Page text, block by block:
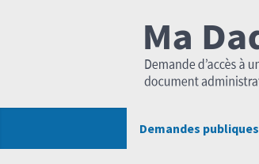
Demandes publiques